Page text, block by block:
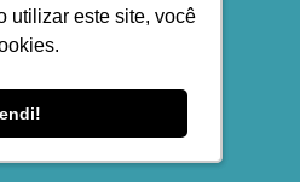
utilizar este site, você
utilizar este site, você